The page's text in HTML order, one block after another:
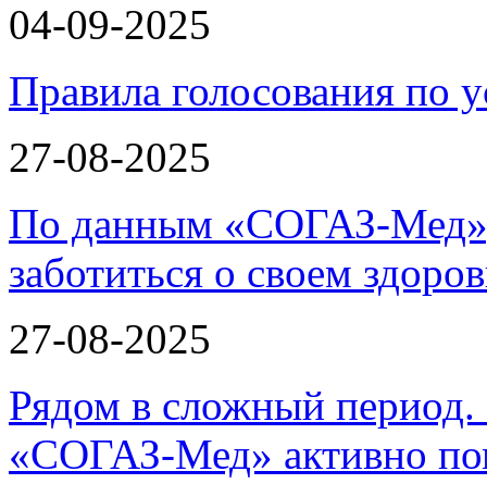
04-09-2025
Правила голосования по
27-08-2025
По данным «СОГАЗ-
заботиться о своем
27-08-2025
Рядом в сложный период.
«СОГАЗ-Мед» активно